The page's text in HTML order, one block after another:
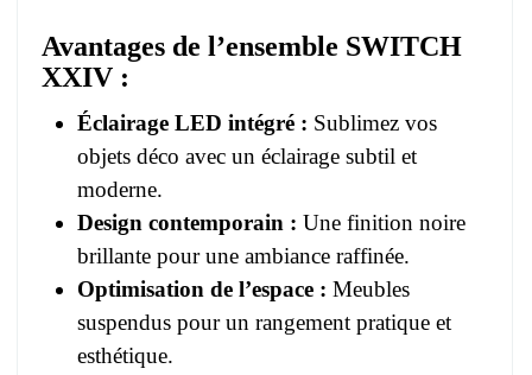
Avantages de l’ensemble SWITCH
XXIV :
Éclairage LED intégré : Sublimez vos
objets déco avec un éclairage subtil et
moderne.
Design contemporain : Une finition noire
brillante pour une ambiance raffinée.
Optimisation de l’espace : Meubles
suspendus pour un rangement pratique et
esthétique.